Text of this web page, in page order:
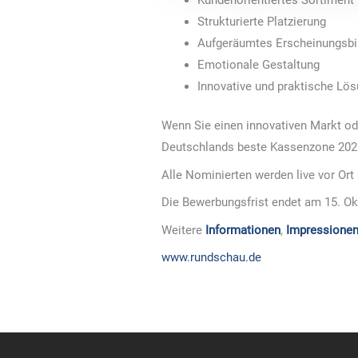
Strukturierte Platzierung
Aufgeräumtes
Emotionale Gestaltung
Innovative und praktische
Wenn Sie einen innovativen Markt
Deutschlands beste Kassenzone
Alle Nominierten werden live vor
Die Bewerbungsfrist endet am 15.
Weitere Informationen,
www.rundschau.de